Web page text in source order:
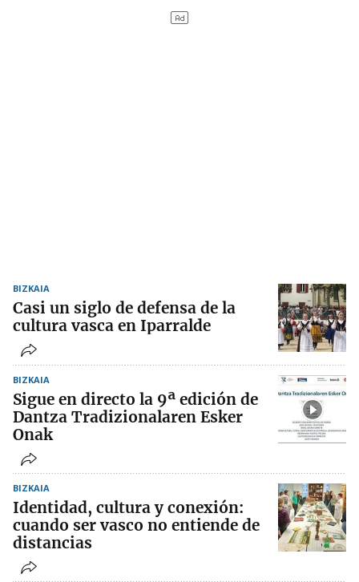
BIZKAIA
Casi un siglo de defensa de la
cultura vasca en Iparralde
BIZKAIA
Sigue en directo la 9ª edición de
Dantza Tradizionalaren Esker
Onak
BIZKAIA
Identidad, cultura y conexión:
cuando ser vasco no entiende de
distancias